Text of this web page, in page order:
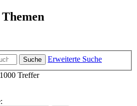
Suche
Erweiterte Suche
Treffer